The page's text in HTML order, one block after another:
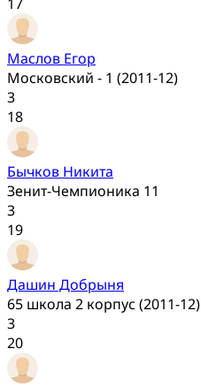
Маслов Егор
Московский - 1 (2011-12)
3
18
Бычков Никита
Зенит-Чемпионика 11
3
19
Дашин Добрыня
65 школа 2 корпус (2011-12)
3
20